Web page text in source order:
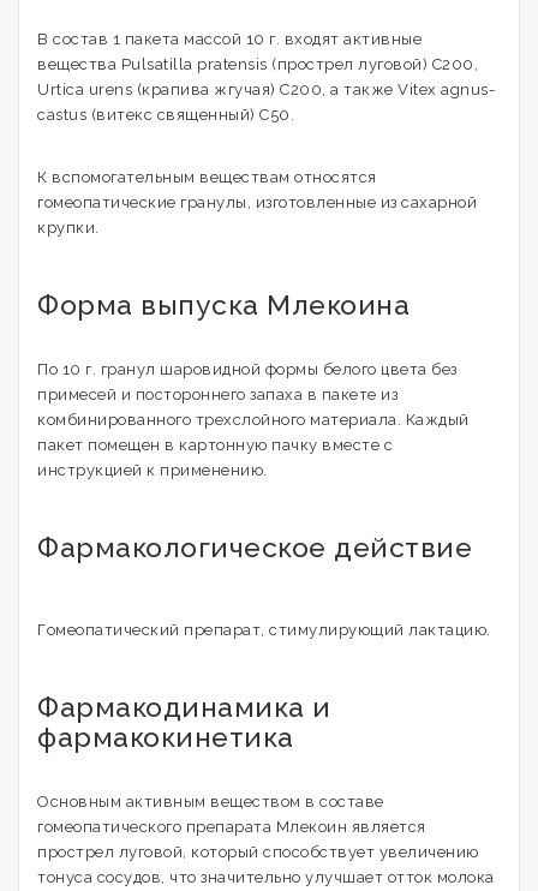
В состав 1 пакета массой 10 г. входят активные
вещества Pulsatilla pratensis (прострел луговой) C200,
Urtica urens (крапива жгучая) C200, а также Vitex agnus-
castus (витекс священный) C50.
К вспомогательным веществам относятся
гомеопатические гранулы, изготовленные из сахарной
крупки.
Форма выпуска Млекоина
По 10 г. гранул шаровидной формы белого цвета без
примесей и постороннего запаха в пакете из
комбинированного трехслойного материала. Каждый
пакет помещен в картонную пачку вместе с
инструкцией к применению.
Фармакологическое действие
Гомеопатический препарат, стимулирующий лактацию.
Фармакодинамика и
фармакокинетика
Основным активным веществом в составе
гомеопатического препарата Млекоин является
прострел луговой, который способствует увеличению
тонуса сосудов, что значительно улучшает отток молока